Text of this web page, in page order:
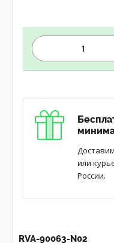
или
России.
RVA-90063-N02